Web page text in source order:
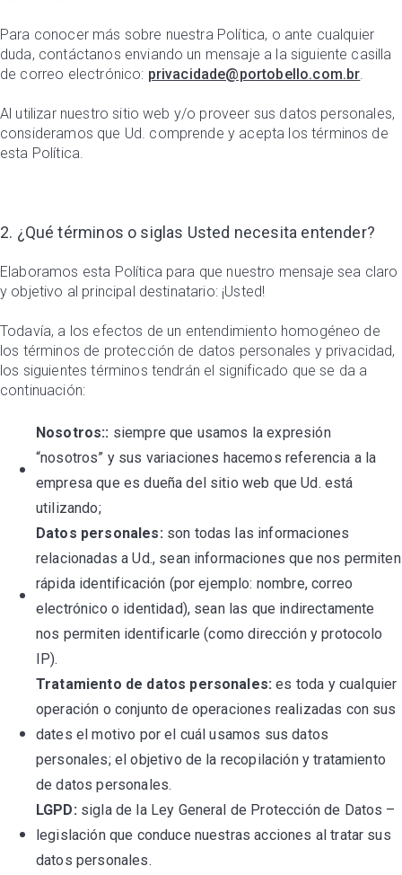
Para conocer más sobre nuestra Política, o ante cualquier
duda, contáctanos enviando un mensaje a la siguiente casilla
de correo electrónico: privacidade@portobello.com.br.
Al utilizar nuestro sitio web y/o proveer sus datos personales,
consideramos que Ud. comprende y acepta los términos de
esta Política.
2. ¿Qué términos o siglas Usted necesita entender?
Elaboramos esta Política para que nuestro mensaje sea claro
y objetivo al principal destinatario: ¡Usted!
Todavía, a los efectos de un entendimiento homogéneo de
los términos de protección de datos personales y privacidad,
los siguientes términos tendrán el significado que se da a
continuación:
Nosotros:: siempre que usamos la expresión
“nosotros” y sus variaciones hacemos referencia a la
empresa que es dueña del sitio web que Ud. está
utilizando;
Datos personales: son todas las informaciones
relacionadas a Ud., sean informaciones que nos permiten
rápida identificación (por ejemplo: nombre, correo
electrónico o identidad), sean las que indirectamente
nos permiten identificarle (como dirección y protocolo
IP).
Tratamiento de datos personales: es toda y cualquier
operación o conjunto de operaciones realizadas con sus
dates el motivo por el cuál usamos sus datos
personales; el objetivo de la recopilación y tratamiento
de datos personales.
LGPD: sigla de la Ley General de Protección de Datos –
legislación que conduce nuestras acciones al tratar sus
datos personales.